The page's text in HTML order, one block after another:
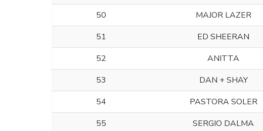
50
MAJOR LAZER
51
ED SHEERAN
52
ANITTA
53
DAN + SHAY
54
PASTORA SOLER
55
SERGIO DALMA